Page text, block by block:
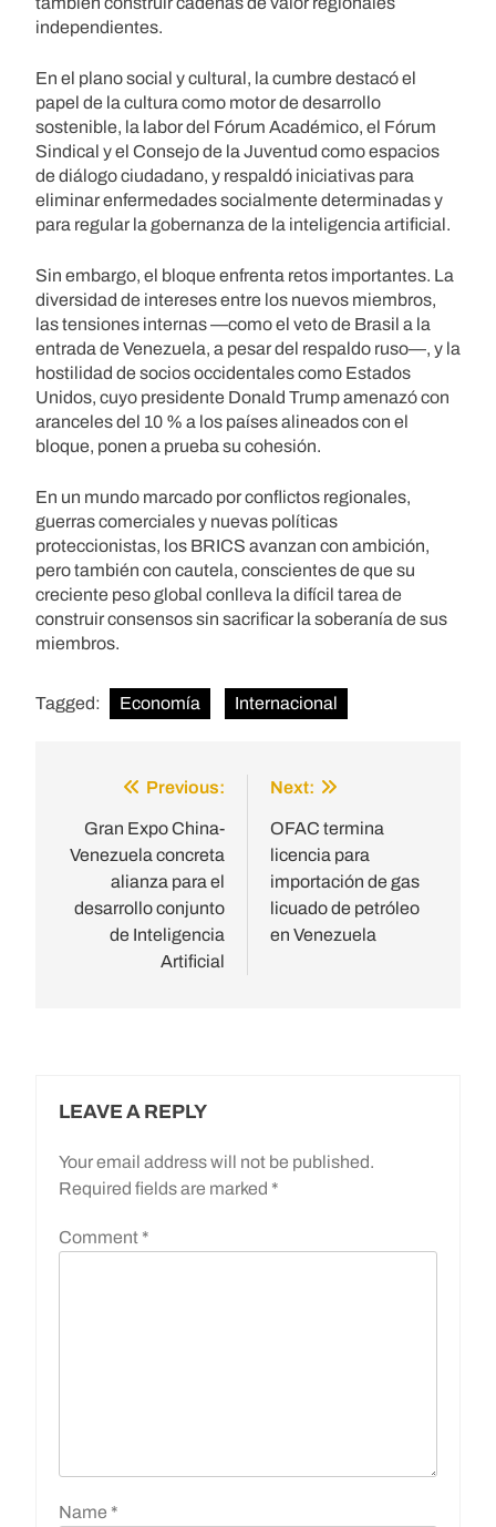
independientes.
En el plano social y cultural, la cumbre destacó el
papel de la cultura como motor de desarrollo
sostenible, la labor del Fórum Académico, el Fórum
Sindical y el Consejo de la Juventud como espacios
de diálogo ciudadano, y respaldó iniciativas para
eliminar enfermedades socialmente determinadas y
para regular la gobernanza de la inteligencia artificial.
Sin embargo, el bloque enfrenta retos importantes. La
diversidad de intereses entre los nuevos miembros,
las tensiones internas —como el veto de Brasil a la
entrada de Venezuela, a pesar del respaldo ruso—, y la
hostilidad de socios occidentales como Estados
Unidos, cuyo presidente Donald Trump amenazó con
aranceles del 10 % a los países alineados con el
bloque, ponen a prueba su cohesión.
En un mundo marcado por conflictos regionales,
guerras comerciales y nuevas políticas
proteccionistas, los BRICS avanzan con ambición,
pero también con cautela, conscientes de que su
creciente peso global conlleva la difícil tarea de
construir consensos sin sacrificar la soberanía de sus
miembros.
Tagged: Economía Internacional
navigation
Previous:
Gran Expo China-
Venezuela concreta
alianza para el
desarrollo conjunto
de Inteligencia
Artificial
Next:
OFAC termina
licencia para
importación de gas
licuado de petróleo
en Venezuela
LEAVE A REPLY
Your email address will not be published.
Required fields are marked *
Comment *
Name *